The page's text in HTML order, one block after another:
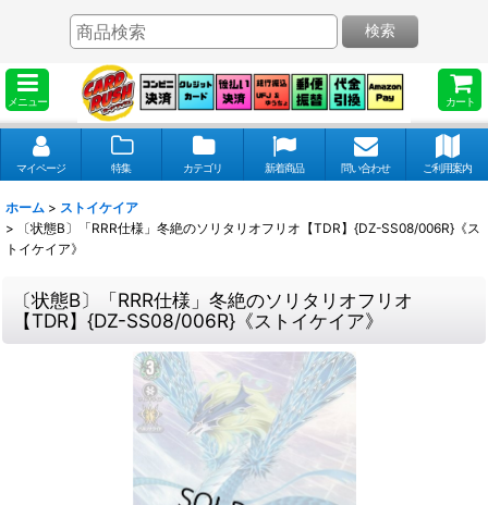
メニュー カート
検索
マイページ 特集 カテゴリ 新着商品 問い合わせ ご利用案内
ホーム > ストイケイア
>
〔状態B〕「RRR仕様」冬絶のソリタリオフリオ【TDR】{DZ-SS08/006R}《ス
トイケイア》
〔状態B〕「RRR仕様」冬絶のソリタリオフリオ
【TDR】{DZ-SS08/006R}《ストイケイア》